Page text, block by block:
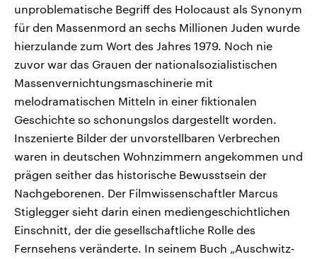
unproblematische Begriff des Holocaust als Synonym
für den Massenmord an sechs Millionen Juden wurde
hierzulande zum Wort des Jahres 1979. Noch nie
zuvor war das Grauen der nationalsozialistischen
Massenvernichtungsmaschinerie mit
melodramatischen Mitteln in einer fiktionalen
Geschichte so schonungslos dargestellt worden.
Inszenierte Bilder der unvorstellbaren Verbrechen
waren in deutschen Wohnzimmern angekommen und
prägen seither das historische Bewusstsein der
Nachgeborenen. Der Filmwissenschaftler Marcus
Stiglegger sieht darin einen mediengeschichtlichen
Einschnitt, der die gesellschaftliche Rolle des
Fernsehens veränderte. In seinem Buch „Auschwitz-